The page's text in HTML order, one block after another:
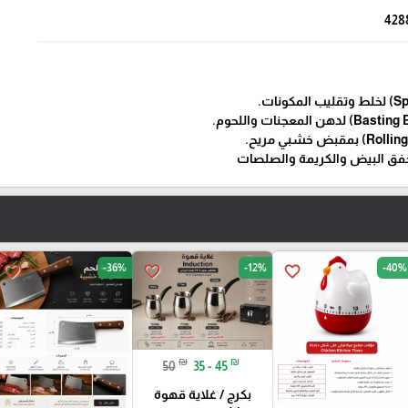
favorite_border -40%
favorite_border -12%
50 ₪ 35 - 45 ₪
بكرج / غلاية قهوة
favorite_border -36%